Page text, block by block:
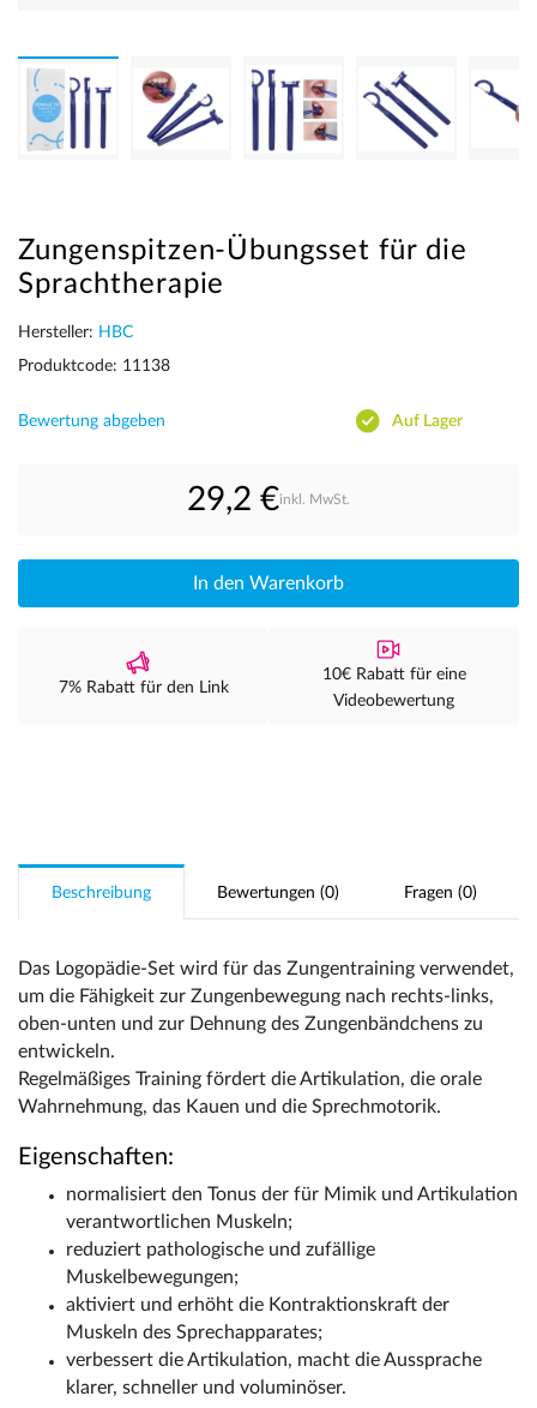
Zungenspitzen-Übungsset für die
Sprachtherapie
Hersteller: HBC
Produktcode: 11138
Bewertung abgeben Auf Lager
29,2 €inkl. MwSt.
In den Warenkorb
7% Rabatt für den Link
10€ Rabatt für eine
Videobewertung
Beschreibung Bewertungen (0) Fragen (0)
Das Logopädie-Set wird für das Zungentraining verwendet,
um die Fähigkeit zur Zungenbewegung nach rechts-links,
oben-unten und zur Dehnung des Zungenbändchens zu
entwickeln.
Regelmäßiges Training fördert die Artikulation, die orale
Wahrnehmung, das Kauen und die Sprechmotorik.
Eigenschaften:
normalisiert den Tonus der für Mimik und Artikulation
verantwortlichen Muskeln;
reduziert pathologische und zufällige
Muskelbewegungen;
aktiviert und erhöht die Kontraktionskraft der
Muskeln des Sprechapparates;
verbessert die Artikulation, macht die Aussprache
klarer, schneller und voluminöser.